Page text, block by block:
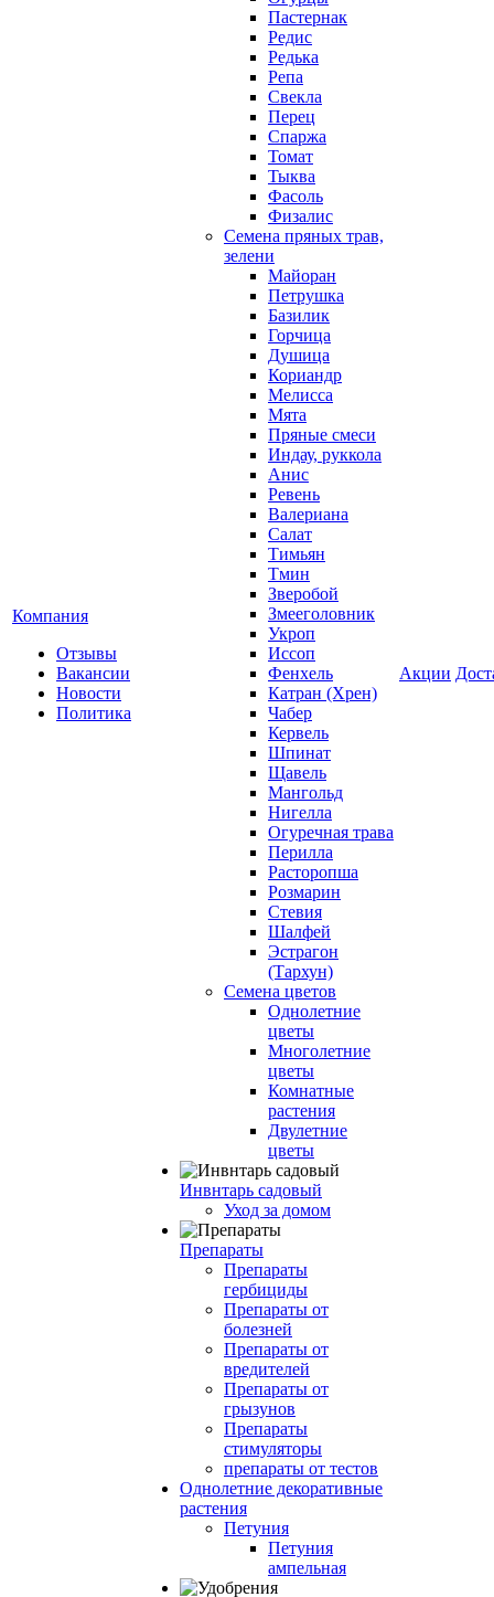
Компания
Отзывы
Вакансии
Новости
Политика
Пастернак
Редис
Редька
Репа
Свекла
Перец
Спаржа
Томат
Тыква
Фасоль
Физалис
Семена пряных трав,
зелени
Майоран
Петрушка
Базилик
Горчица
Душица
Кориандр
Мелисса
Мята
Пряные смеси
Индау, руккола
Анис
Ревень
Валериана
Салат
Тимьян
Тмин
Зверобой
Змееголовник
Укроп
Иссоп
Фенхель
Катран (Хрен)
Чабер
Кервель
Шпинат
Щавель
Мангольд
Нигелла
Огуречная трава
Перилла
Расторопша
Розмарин
Стевия
Шалфей
Эстрагон
(Тархун)
Семена цветов
Однолетние
цветы
Многолетние
цветы
Комнатные
растения
Двулетние
цветы
Инвнтарь садовый
Уход за домом
Препараты
Препараты
гербициды
Препараты от
болезней
Препараты от
вредителей
Препараты от
грызунов
Препараты
стимуляторы
препараты от тестов
Однолетние декоративные
растения
Петуния
Петуния
ампельная
Акции